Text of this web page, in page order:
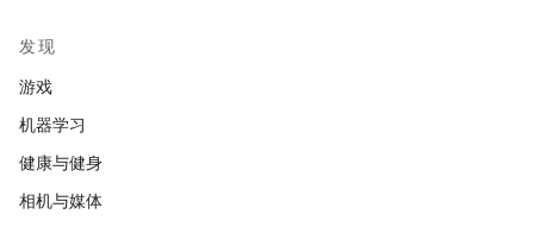
发现
游戏
机器学习
健康与健身
相机与媒体